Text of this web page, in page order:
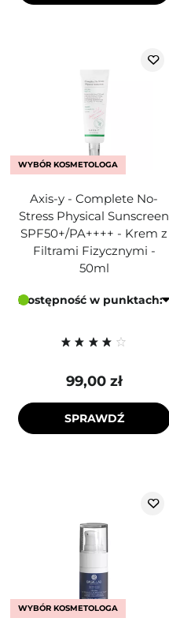
WYBÓR KOSMETOLOGA
Axis-y - Complete No-
Stress Physical Sunscreen
SPF50+/PA++++ - Krem z
Filtrami Fizycznymi -
50ml
Dostępność w punktach:
99,00 zł
SPRAWDŹ
WYBÓR KOSMETOLOGA